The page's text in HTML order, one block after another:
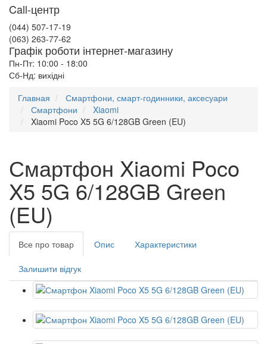
Call-центр
(044) 507-17-19
(063) 263-77-62
Графік роботи інтернет-магазину
Пн-Пт: 10:00 - 18:00
Сб-Нд: вихідні
Главная
Смартфони, смарт-годинники, аксесуари
Смартфони
Xiaomi
Xiaomi Poco X5 5G 6/128GB Green (EU)
Смартфон Xiaomi Poco
X5 5G 6/128GB Green
(EU)
Все про товар Опис Характеристики
Залишити відгук